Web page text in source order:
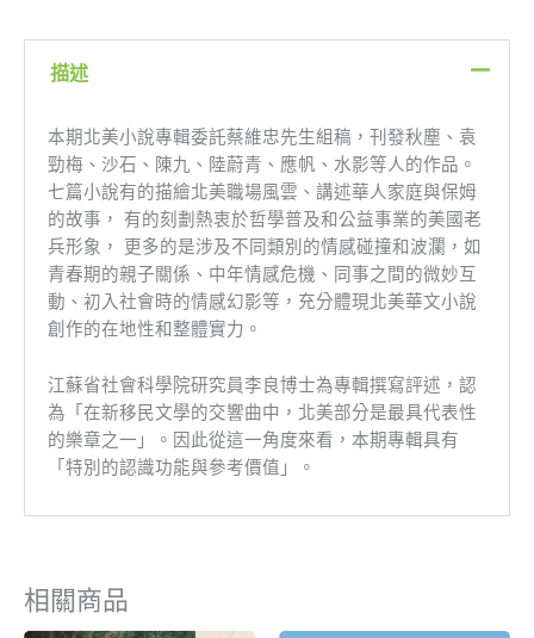
描述
本期北美小說專輯委託蔡維忠先生組稿，刊發秋塵、袁
勁梅、沙石、陳九、陸蔚青、應帆、水影等人的作品。
七篇小說有的描繪北美職場風雲、講述華人家庭與保姆
的故事， 有的刻劃熱衷於哲學普及和公益事業的美國老
兵形象， 更多的是涉及不同類別的情感碰撞和波瀾，如
青春期的親子關係、中年情感危機、同事之間的微妙互
動、初入社會時的情感幻影等，充分體現北美華文小說
創作的在地性和整體實力。
江蘇省社會科學院研究員李良博士為專輯撰寫評述，認
為「在新移民文學的交響曲中，北美部分是最具代表性
的樂章之一」。因此從這一角度來看，本期專輯具有
「特別的認識功能與參考價值」。
相關商品